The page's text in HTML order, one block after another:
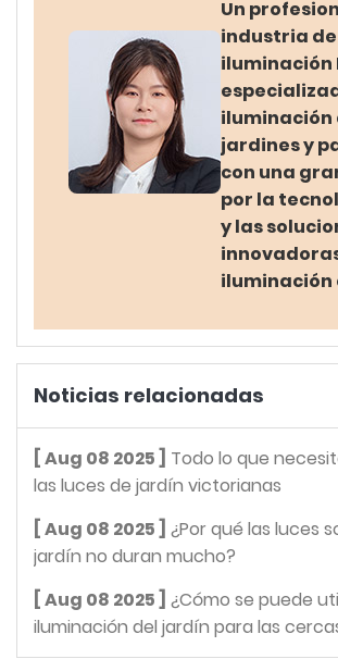
Un
industria
iluminación
iluminación
jardines y
con una
por la
y las
Noticias relacionadas
[ Aug 08 2025 ]
las luces de jardín victorianas
[ Aug 08 2025 ]
jardín no duran mucho?
[ Aug 08 2025 ]
iluminación del jardín para las